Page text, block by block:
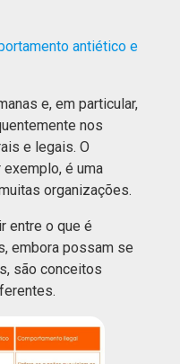
antiético e
e, em particular,
nos
e legais. O
é uma
organizações.
entre o que é
embora possam se
são conceitos